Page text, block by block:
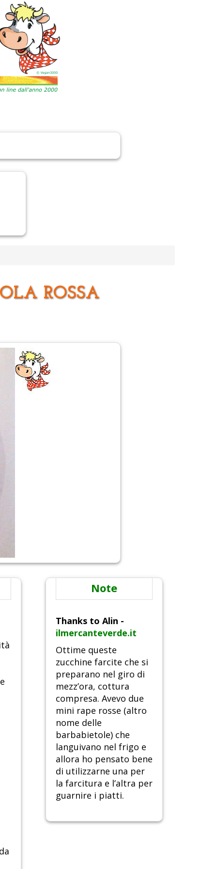
ROSSA
Note
Thanks to Alin -
ilmercanteverde.it
Ottime queste
zucchine farcite che si
preparano nel giro di
mezz’ora, cottura
compresa. Avevo due
mini rape rosse (altro
nome delle
barbabietole) che
languivano nel frigo e
allora ho pensato bene
di utilizzarne una per
la farcitura e l’altra per
guarnire i piatti.